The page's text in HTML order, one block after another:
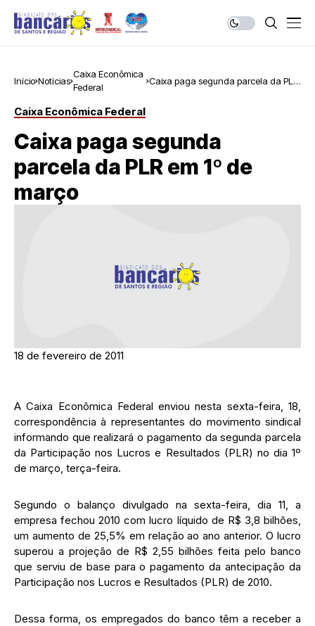
Início Notícias
Caixa Econômica
Federal
Caixa paga segunda parcela da PLR
Caixa Econômica Federal
Caixa paga segunda
parcela da PLR em 1º de
março
18 de fevereiro de 2011
A Caixa Econômica Federal enviou nesta sexta-feira, 18,
correspondência à representantes do movimento sindical
informando que realizará o pagamento da segunda parcela
da Participação nos Lucros e Resultados (PLR) no dia 1º
de março, terça-feira.
Segundo o balanço divulgado na sexta-feira, dia 11, a
empresa fechou 2010 com lucro líquido de R$ 3,8 bilhões,
um aumento de 25,5% em relação ao ano anterior. O lucro
superou a projeção de R$ 2,55 bilhões feita pelo banco
que serviu de base para o pagamento da antecipação da
Participação nos Lucros e Resultados (PLR) de 2010.
Dessa forma, os empregados do banco têm a receber a